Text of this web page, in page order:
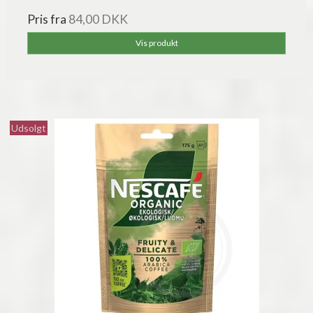
Pris fra 84,00 DKK
Vis produkt
Udsolgt